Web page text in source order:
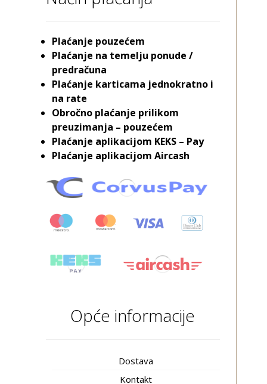
Plaćanje pouzećem
Plaćanje na temelju ponude /
predračuna
Plaćanje karticama jednokratno i
na rate
Obročno plaćanje prilikom
preuzimanja – pouzećem
Plaćanje aplikacijom KEKS – Pay
Plaćanje aplikacijom Aircash
Opće informacije
Dostava
Kontakt